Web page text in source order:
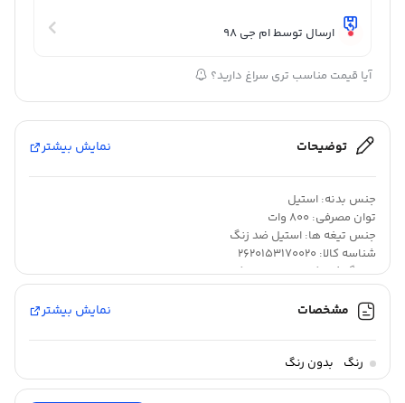
ارسال توسط ام جی 98
آیا قیمت مناسب تری سراغ دارید؟
توضیحات نمایش بیشتر
جنس بدنه: استیل
توان مصرفی: 800 وات
جنس تیغه ها: استیل ضد زنگ
شناسه کالا: 2620153170020
نوع گوشت کوب برقی: چند کاره
بدون توضیحات
مشخصات نمایش بیشتر
رنگ بدون رنگ